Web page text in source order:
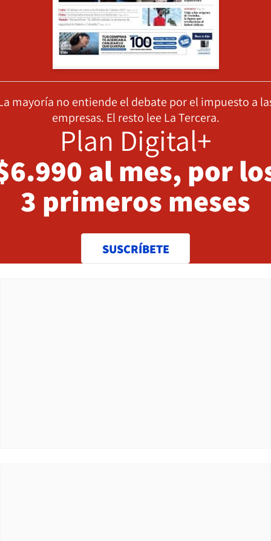
mayoría no entiende el debate por el impuesto a
empresas. El resto lee La Tercera.
Plan Digital+
al mes, por
3 primeros meses
SUSCRÍBETE